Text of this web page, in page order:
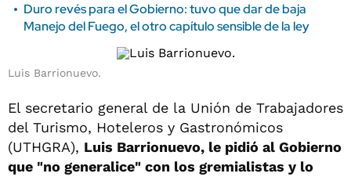
Duro revés para el Gobierno: tuvo que dar de baja
Manejo del Fuego, el otro capítulo sensible de la ley
Luis Barrionuevo.
El secretario general de la Unión de Trabajadores
del Turismo, Hoteleros y Gastronómicos
(UTHGRA), Luis Barrionuevo, le pidió al Gobierno
que "no generalice" con los gremialistas y lo